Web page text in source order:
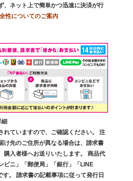
、ネット上で簡単かつ迅速に決済が行
性についてのご案内
細
れていますので、ご確認ください。 注
け先のご住所が異なる場合は、請求書
購入者様へお送りいたします。 商品代
ビニ」「郵便局」「銀行」「LINE
。 請求書の記載事項に従って発行日